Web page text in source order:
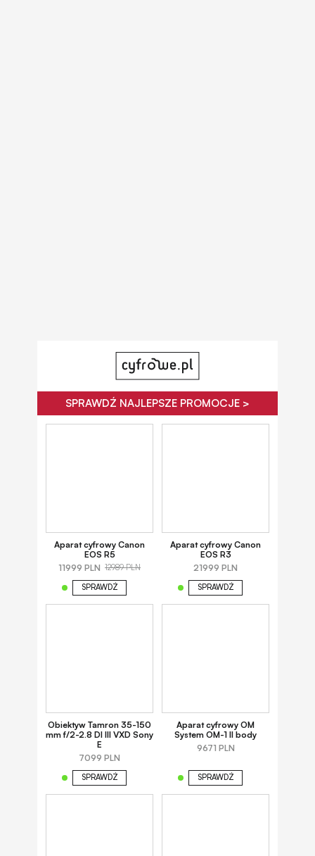
SPRAWDŹ NAJLEPSZE PROMOCJE >
Aparat cyfrowy Canon
EOS R5
11999 PLN 12989 PLN
SPRAWDŹ
Aparat cyfrowy Canon
EOS R3
21999 PLN
SPRAWDŹ
Obiektyw Tamron 35-150
mm f/2-2.8 DI III VXD Sony
E
7099 PLN
SPRAWDŹ
Aparat cyfrowy OM
System OM-1 II body
9671 PLN
SPRAWDŹ